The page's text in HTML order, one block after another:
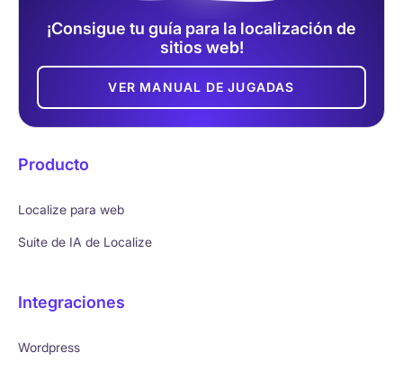
¡Consigue tu guía para la localización de
sitios web!
VER MANUAL DE JUGADAS
Producto
Localize para web
Suite de IA de Localize
Integraciones
Wordpress